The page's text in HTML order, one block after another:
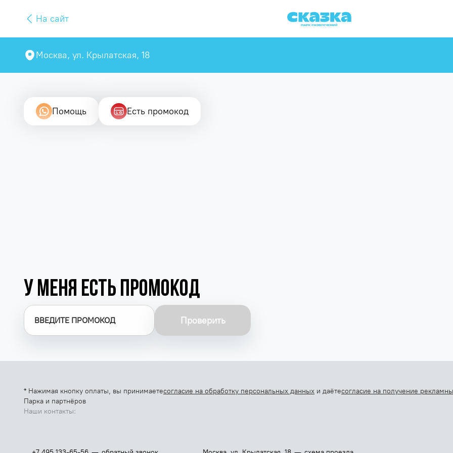
На сайт
Москва, ул. Крылатская, 18
Помощь Есть промокод
У меня есть промокод
Проверить
* Нажимая кнопку оплаты, вы принимаетесогласие на обработку персональных данных и даётесогласие на получение
Парка и партнёров
Наши контакты: